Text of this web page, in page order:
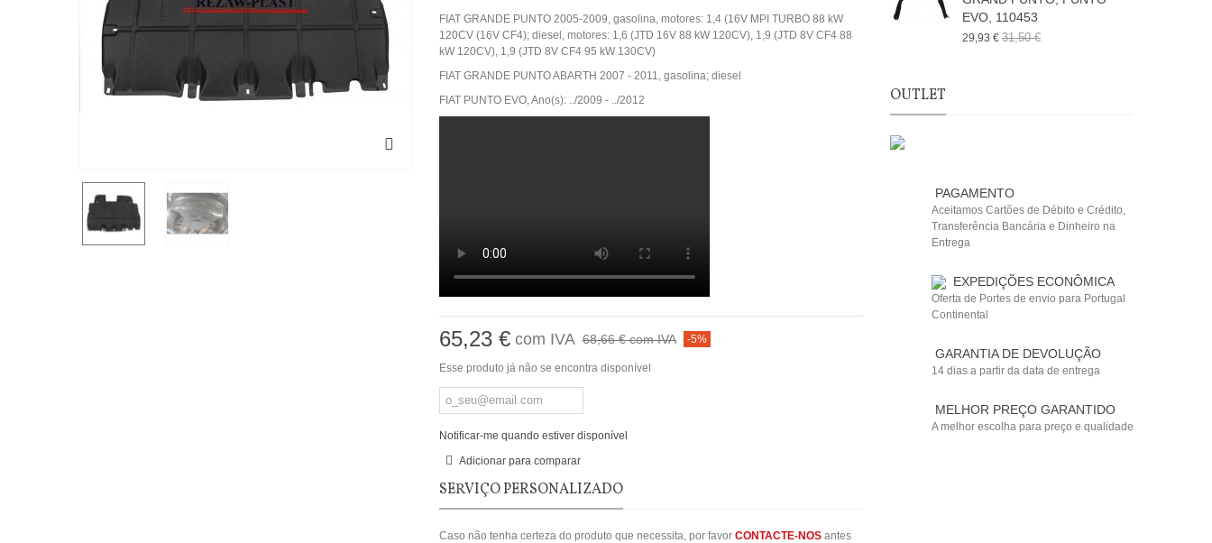
FIAT GRANDE PUNTO 2005-2009, gasolina, motores: 1,4 (16V MPI TURBO 88 kW
120CV (16V CF4); diesel, motores: 1,6 (JTD 16V 88 kW 120CV), 1,9 (JTD 8V CF4 88
kW 120CV), 1,9 (JTD 8V CF4 95 kW 130CV)
FIAT GRANDE PUNTO ABARTH 2007 - 2011, gasolina; diesel
FIAT PUNTO EVO, Ano(s): ../2009 - ../2012
65,23 €com IVA 68,66 €com IVA -5%
Esse produto já não se encontra disponível
Notificar-me quando estiver disponível
Adicionar para comparar
SERVIÇO PERSONALIZADO
Caso não tenha certeza do produto que necessita, por favor CONTACTE-NOSantes
EVO, 110453
29,93 € 31,50 €
OUTLET
PAGAMENTO
Aceitamos Cartões de Débito e Crédito,
Transferência Bancária e Dinheiro na
Entrega
EXPEDIÇÕES ECONÔMICA
Oferta de Portes de envio para Portugal
Continental
GARANTIA DE DEVOLUÇÃO
14 dias a partir da data de entrega
MELHOR PREÇO GARANTIDO
A melhor escolha para preço e qualidade